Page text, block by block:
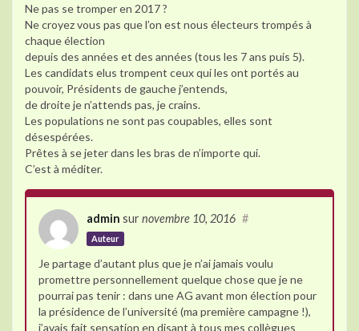
Ne pas se tromper en 2017 ?
Ne croyez vous pas que l’on est nous électeurs trompés à
chaque élection
depuis des années et des années (tous les 7 ans puis 5).
Les candidats elus trompent ceux qui les ont portés au
pouvoir, Présidents de gauche j’entends,
de droite je n’attends pas, je crains.
Les populations ne sont pas coupables, elles sont
désespérées.
Prêtes à se jeter dans les bras de n’importe qui.
C’est à méditer.
admin sur novembre 10, 2016
Auteur
#
Je partage d’autant plus que je n’ai jamais voulu
promettre personnellement quelque chose que je ne
pourrai pas tenir : dans une AG avant mon élection pour
la présidence de l’université (ma première campagne !),
j’avais fait sensation en disant à tous mes collègues